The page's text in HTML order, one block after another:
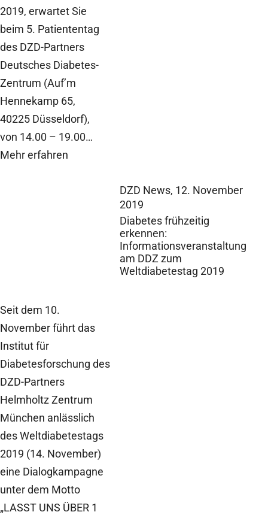
DZD News, 12. November
2019
Diabetes frühzeitig
erkennen:
Informationsveranstaltung
am DDZ zum
Weltdiabetestag 2019
2019, erwartet Sie
beim 5. Patiententag
des DZD-Partners
Deutsches Diabetes-
Zentrum (Auf’m
Hennekamp 65,
40225 Düsseldorf),
von 14.00 – 19.00…
Mehr erfahren
Seit dem 10.
November führt das
Institut für
Diabetesforschung des
DZD-Partners
Helmholtz Zentrum
München anlässlich
des Weltdiabetestags
2019 (14. November)
eine Dialogkampagne
unter dem Motto
„LASST UNS ÜBER 1